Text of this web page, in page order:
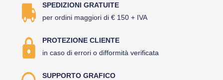
SPEDIZIONI GRATUITE
per ordini maggiori di € 150 + IVA
PROTEZIONE CLIENTE
in caso di errori o difformità verificata
SUPPORTO GRAFICO